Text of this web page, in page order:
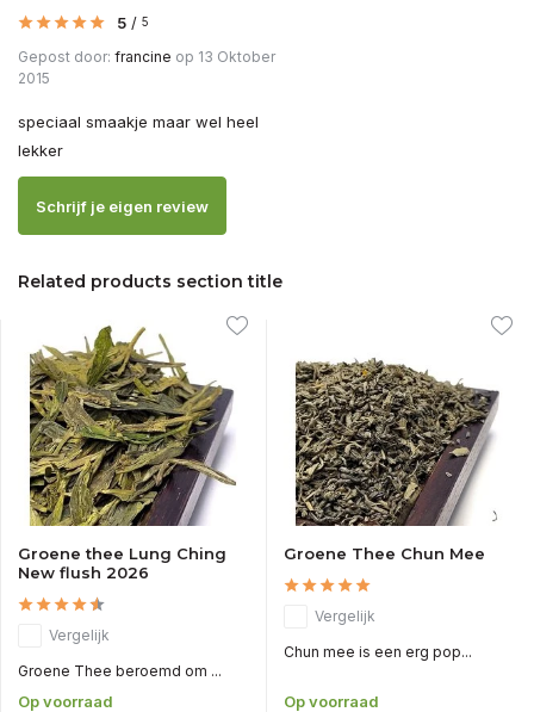
5 / 5
Gepost door: francine op 13 Oktober
2015
speciaal smaakje maar wel heel
lekker
Schrijf je eigen review
Related products section title
Groene thee Lung Ching
New flush 2026
Vergelijk
Groene Thee beroemd om ...
Op voorraad
Groene Thee Chun Mee
Vergelijk
Chun mee is een erg pop...
Op voorraad